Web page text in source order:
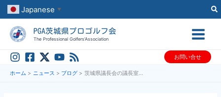
容
Japanese ▼
PGA茨城県プロゴルフ会
The Professional Golfers’Association
お問い合せ
ホーム ニュース ブログ 茨城県議長会の議長室に訪問しました。